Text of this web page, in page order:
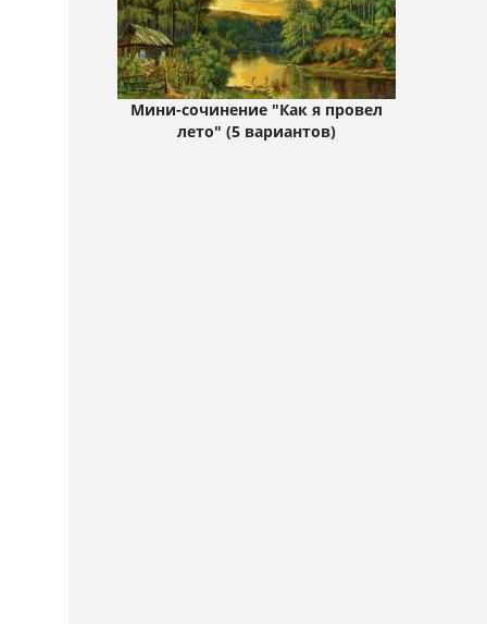
Мини-сочинение "Как я провел
лето" (5 вариантов)